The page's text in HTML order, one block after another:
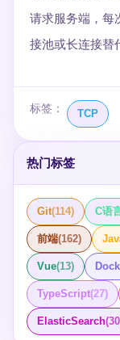
请求服务端，每
接池或长连接替
标签： TCP
热门标签
Git(114) C语
前端(162)
Vue(13)
TypeScript(27)
ElasticSearch(30